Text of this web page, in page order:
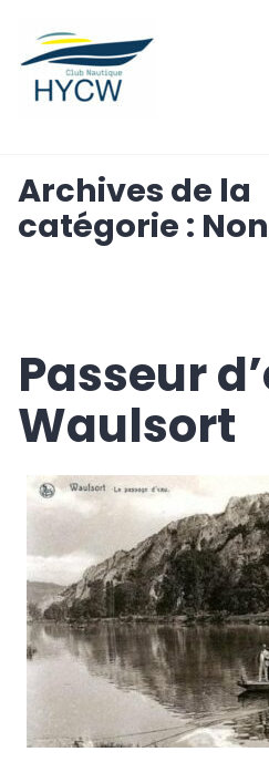
contenu
Archives de la
catégorie :
Passeur
Waulsort